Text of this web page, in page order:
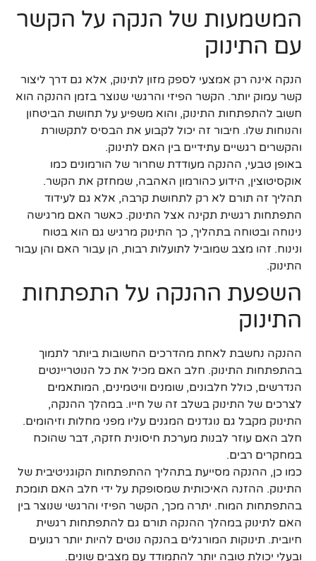
המשמעות של הנקה על הקשר
עם התינוק
הנקה אינה רק אמצעי לספק מזון לתינוק, אלא גם דרך ליצור
קשר עמוק יותר. הקשר הפיזי והרגשי שנוצר בזמן ההנקה הוא
חשוב להתפתחות התינוק, והוא משפיע על תחושת הביטחון
והנוחות שלו. חיבור זה יכול לקבוע את הבסיס לתקשורת
והקשרים רגשיים עתידיים בין האם לתינוק.
באופן טבעי, ההנקה מעודדת שחרור של הורמונים כמו
אוקסיטוצין, הידוע כהורמון האהבה, שמחזק את הקשר.
תהליך זה תורם לא רק לתחושת קרבה, אלא גם לעידוד
התפתחות רגשית תקינה אצל התינוק. כאשר האם מרגישה
נינוחה ובטוחה בתהליך, כך התינוק מרגיש גם הוא בטוח
ונינוח. זהו מצב שמוביל לתועלות רבות, הן עבור האם והן עבור
התינוק.
השפעת ההנקה על התפתחות
התינוק
ההנקה נחשבת לאחת מהדרכים החשובות ביותר לתמוך
בהתפתחות התינוק. חלב האם מכיל את כל הנוטריינטים
הנדרשים, כולל חלבונים, שומנים וויטמינים, המותאמים
לצרכים של התינוק בשלב זה של חייו. במהלך ההנקה,
התינוק מקבל גם נוגדנים המגנים עליו מפני מחלות וזיהומים.
חלב האם עוזר לבנות מערכת חיסונית חזקה, דבר שהוכח
במחקרים רבים.
כמו כן, ההנקה מסייעת בתהליך ההתפתחות הקוגניטיבית של
התינוק. ההזנה האיכותית שמסופקת על ידי חלב האם תומכת
בהתפתחות המוח. יתרה מכך, הקשר הפיזי והרגשי שנוצר בין
האם לתינוק במהלך ההנקה תורם גם להתפתחות רגשית
חיובית. תינוקות המורגלים בהנקה נוטים להיות יותר רגועים
ובעלי יכולת טובה יותר להתמודד עם מצבים שונים.